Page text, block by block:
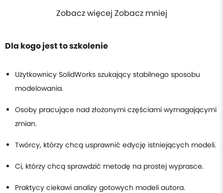
Zobacz więcej Zobacz mniej
Dla kogo jest to szkolenie
Użytkownicy SolidWorks szukający stabilnego sposobu
modelowania.
Osoby pracujące nad złożonymi częściami wymagającymi
zmian.
Twórcy, którzy chcą usprawnić edycję istniejących modeli.
Ci, którzy chcą sprawdzić metodę na prostej wyprasce.
Praktycy ciekawi analizy gotowych modeli autora.